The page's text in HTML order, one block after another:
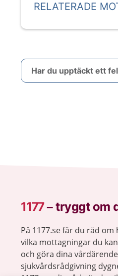
RELATERADE
Har du upptäckt ett
1177–tryggt om
På 1177.se får du råd
vilka mottagningar du
och göra dina
sjukvårdsrådgivning